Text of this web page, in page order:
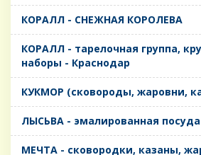
КОРАЛЛ - СНЕЖНАЯ КОРОЛЕВА
КОРАЛЛ - тарелочная группа,
наборы - Краснодар
КУКМОР (сковороды, жаровни,
ЛЫСЬВА - эмалированная посуда
МЕЧТА - сковородки, казаны,